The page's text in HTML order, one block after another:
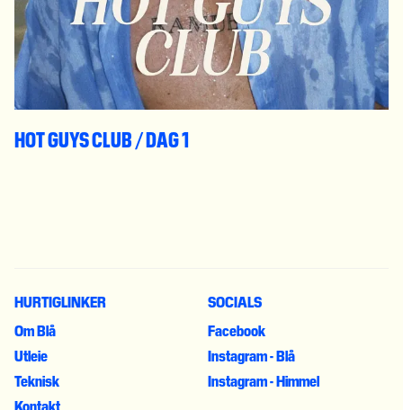
HOT GUYS CLUB / DAG 1
HURTIGLINKER
Om Blå
Utleie
Teknisk
Kontakt
SOCIALS
Facebook
Instagram - Blå
Instagram - Himmel